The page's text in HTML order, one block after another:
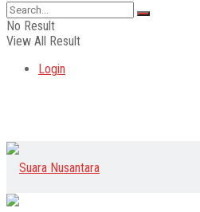
No Result
View All Result
Login